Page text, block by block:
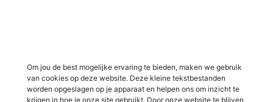
Om jou de best mogelijke ervaring te bieden, maken we gebruik
van cookies op deze website. Deze kleine tekstbestanden
worden opgeslagen op je apparaat en helpen ons om inzicht te
krijgen in hoe je onze site gebruikt. Door onze website te blijven
Vacatures in Varsseveld
Vacatures in Winterswijk
Vacatures in Zelhem